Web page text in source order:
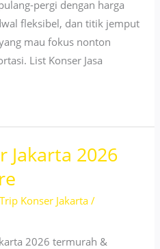
pergi dengan harga
fleksibel, dan titik jemput
mau fokus nonton
List Konser Jasa
Jakarta 2026
Konser Jakarta /
2026 termurah &